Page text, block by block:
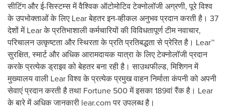
सीटिंग और ई-सिस्टम्स में वैश्विक ऑटोमोटिव टेक्नोलॉजी अग्रणी,पूरे विश्व
के उपभोक्ताओं के लिए Learबेहतर इन-व्हीकल अनुभव प्रदान करती है। 37
देशों मेंLearके प्रतिभाशाली कर्मचारियों की विविधतापूर्ण टीम नवाचार,
परिचालन उत्कृष्टता और स्थिरता के प्रति प्रतिबद्धता से प्रेरित है। Lear™
सुरक्षित,स्मार्ट और अधिक आरामदायक यात्रा के लिए टेक्नोलॉजी प्रदान
करके प्रत्येक ड्राइव को बेहतर बना रही है। साउथफील्ड,मिशिगन में
मुख्यालय वाली Learविश्व के प्रत्येक प्रमुख वाहन निर्माता कंपनी को अपनी
सेवाएं प्रदान करती है तथा Fortune 500में इसका189वां रैंक है। Lear
के बारे में अधिक जानकारी lear.comपर उपलब्ध है।